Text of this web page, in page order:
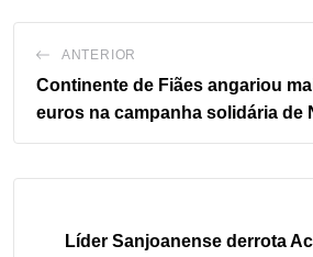
ANTERIOR
Continente de Fiães angariou
euros na campanha solidária de
Líder Sanjoanense derrota